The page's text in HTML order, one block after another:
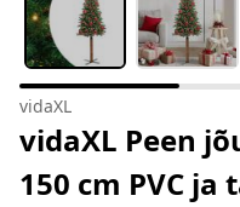
vidaXL
vidaXL Peen
150 cm PVC